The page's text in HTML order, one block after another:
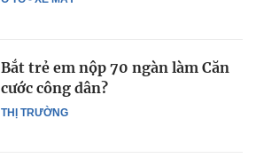
THỊ TRƯỜNG
Bắt trẻ em nộp 70 ngàn làm Căn
cước công dân?